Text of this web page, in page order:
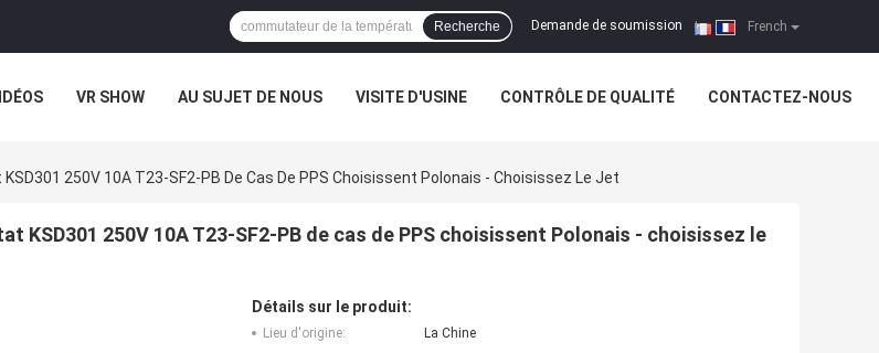
French
Demande de soumission |
Recherche
VR SHOW AU SUJET DE NOUS VISITE D'USINE CONTRÔLE DE QUALITÉ CONTACTEZ-NOUS
250V 10A T23-SF2-PB De Cas De PPS Choisissent Polonais - Choisissez Le Jet
KSD301 250V 10A T23-SF2-PB de cas de PPS choisissent Polonais - choisissez le
Détails sur le produit:
Lieu d'origine:
La Chine